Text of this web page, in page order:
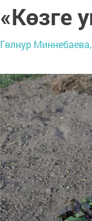
«Көзге
Гөлнур Миннебаева,